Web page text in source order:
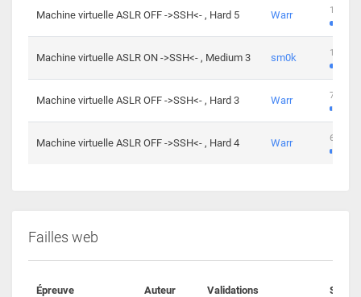
Machine virtuelle ASLR OFF ->SSH<- , Hard 5 Warr 115
Machine virtuelle ASLR ON ->SSH<- , Medium 3 sm0k 115
Machine virtuelle ASLR OFF ->SSH<- , Hard 3 Warr 76
Machine virtuelle ASLR OFF ->SSH<- , Hard 4 Warr 63
Failles web
Épreuve Auteur Validations